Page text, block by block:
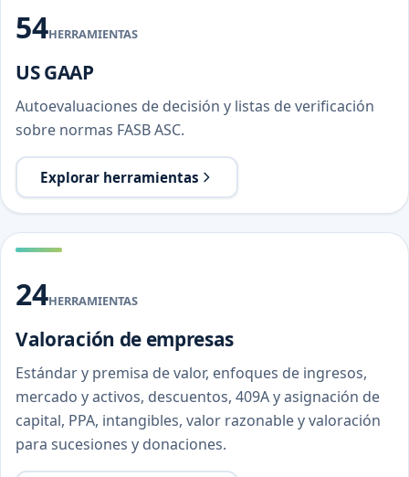
54HERRAMIENTAS
US GAAP
Autoevaluaciones de decisión y listas de verificación
sobre normas FASB ASC.
Explorar herramientas
24HERRAMIENTAS
Valoración de empresas
Estándar y premisa de valor, enfoques de ingresos,
mercado y activos, descuentos, 409A y asignación de
capital, PPA, intangibles, valor razonable y valoración
para sucesiones y donaciones.